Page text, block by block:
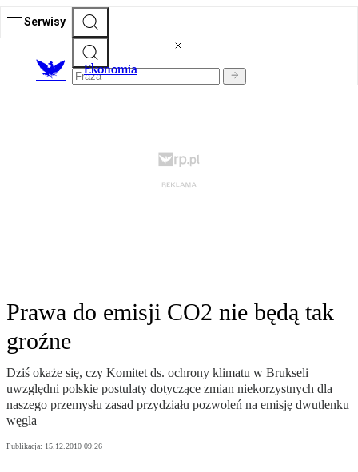
Serwisy
Ekonomia
Prawa do emisji CO2 nie będą tak
groźne
Dziś okaże się, czy Komitet ds. ochrony klimatu w Brukseli
uwzględni polskie postulaty dotyczące zmian niekorzystnych dla
naszego przemysłu zasad przydziału pozwoleń na emisję dwutlenku
węgla
Publikacja: 15.12.2010 09:26